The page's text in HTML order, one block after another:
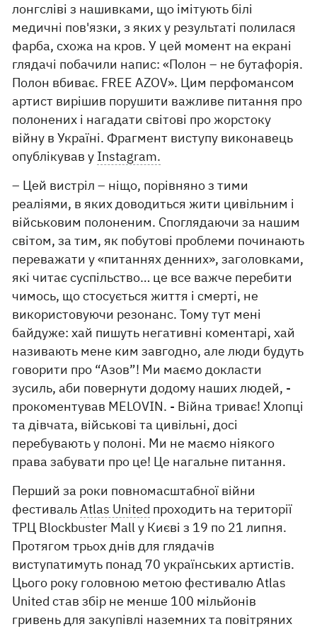
лонгсліві з нашивками, що імітують білі
медичні пов'язки, з яких у результаті полилася
фарба, схожа на кров. У цей момент на екрані
глядачі побачили напис: «Полон – не бутафорія.
Полон вбиває. FREE AZOV». Цим перфомансом
артист вирішив порушити важливе питання про
полонених і нагадати світові про жорстоку
війну в Україні. Фрагмент виступу виконавець
опублікував у Instagram.
– Цей вистріл – ніщо, порівняно з тими
реаліями, в яких доводиться жити цивільним і
військовим полоненим. Споглядаючи за нашим
світом, за тим, як побутові проблеми починають
переважати у «питаннях денних», заголовками,
які читає суспільство… це все важче перебити
чимось, що стосується життя і смерті, не
використовуючи резонанс. Тому тут мені
байдуже: хай пишуть негативні коментарі, хай
називають мене ким завгодно, але люди будуть
говорити про “Азов”! Ми маємо докласти
зусиль, аби повернути додому наших людей, -
прокоментував MELOVIN. - Війна триває! Хлопці
та дівчата, військові та цивільні, досі
перебувають у полоні. Ми не маємо ніякого
права забувати про це! Це нагальне питання.
Перший за роки повномасштабної війни
фестивальAtlas United проходить на території
ТРЦ Blockbuster Mall у Києві з 19 по 21 липня.
Протягом трьох днів для глядачів
виступатимуть понад 70 українських артистів.
Цього року головною метою фестивалю Atlas
United став збір не менше 100 мільйонів
гривень для закупівлі наземних та повітряних